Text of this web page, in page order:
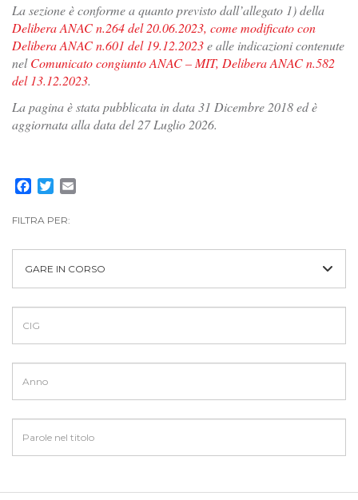
La sezione è conforme a quanto previsto dall’allegato 1) della
Delibera ANAC n.264 del 20.06.2023, come modificato con
Delibera ANAC n.601 del 19.12.2023e alle indicazioni contenute
nelComunicato congiunto ANAC – MIT, Delibera ANAC n.582
del 13.12.2023.
La pagina è stata pubblicata in data 31 Dicembre 2018 ed è
aggiornata alla data del 27 Luglio 2026.
Facebook
Twitter
FILTRA PER:
GARE IN CORSO